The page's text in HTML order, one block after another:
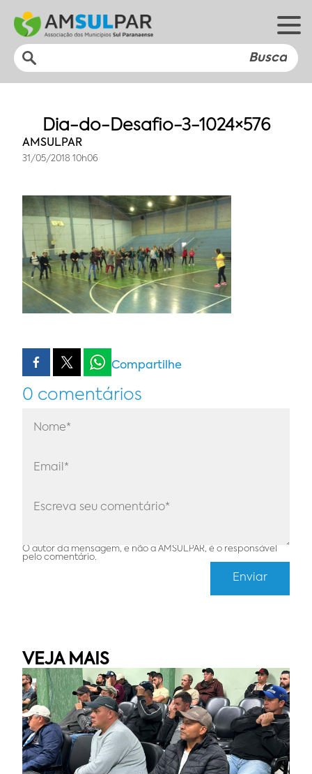
Dia-do-Desafio-3-1024×576
AMSULPAR
31/05/2018 10h06
Compartilhe
0 comentários
O autor da mensagem, e não a AMSULPAR, é o responsável
pelo comentário.
VEJA MAIS